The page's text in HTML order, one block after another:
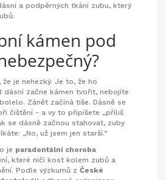
a podpěrných tkání zubu, který
.
kámen pod
je nehezký. Je to, že ho
dásní začne kámen tvořit, nebojíte
Zánět začíná tiše. Dásně se
čištění - a vy to připíšete „příliš
se dásně začnou stahovat, zuby
„No, už jsem jen starší.“
je paradontální choroba
které ničí kost kolem zubů a
. Podle výzkumů z České